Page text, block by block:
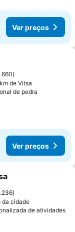
Ver preços
favoritos
de Vitsa
de pedra
Ver preços
favoritos
da cidade
de atividades